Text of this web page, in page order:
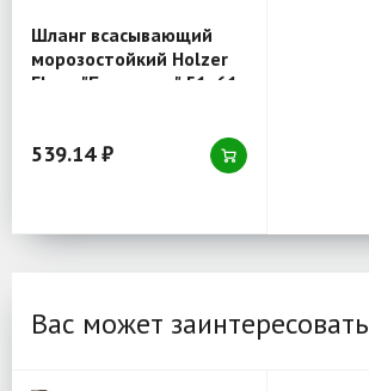
Шланг всасывающий
морозостойкий Holzer
Flexo "Богатырь" 51x61
539.14 ₽
Вас может заинтересовать